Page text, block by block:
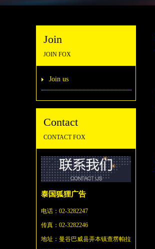
Join
JOIN FOX
Join us
Contact
CONTACT FOX
泰国狐狸广告
电话：02-3282247
传真：02-3282246
地址： 曼谷巴威县弄本镇查塄帕拉